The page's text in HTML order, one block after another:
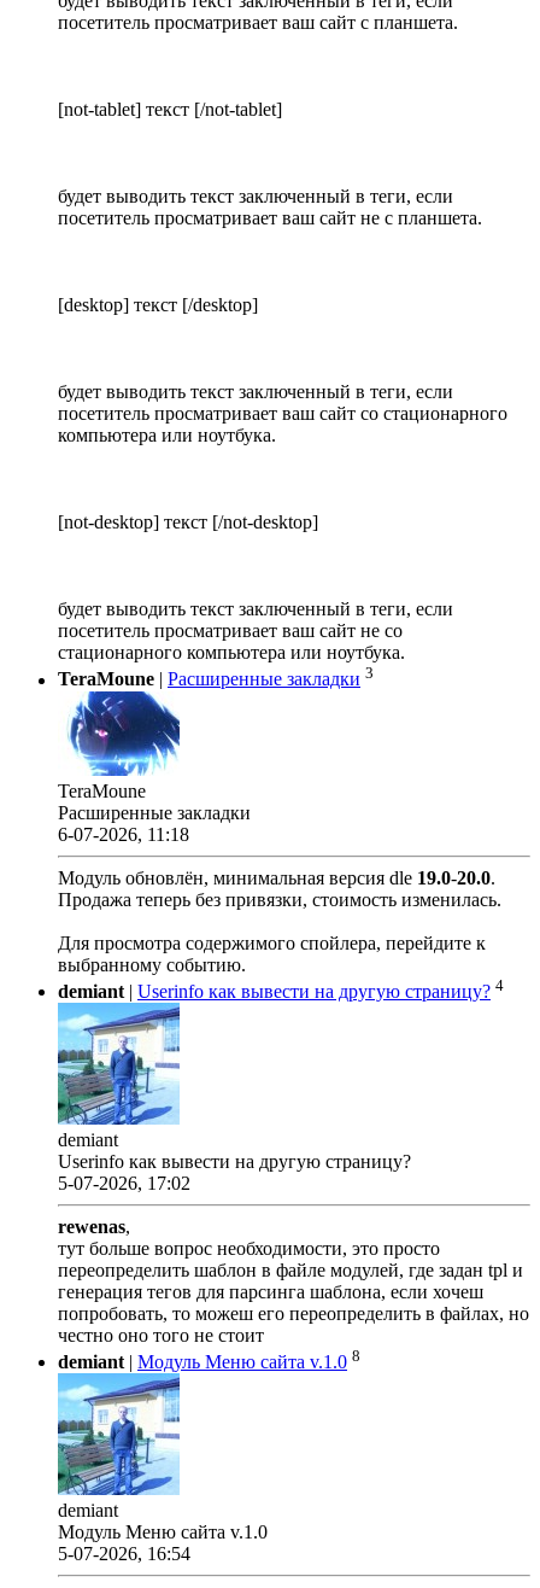
посетитель просматривает ваш сайт с планшета.
[not-tablet] текст [/not-tablet]
будет выводить текст заключенный в теги, если
посетитель просматривает ваш сайт не с планшета.
[desktop] текст [/desktop]
будет выводить текст заключенный в теги, если
посетитель просматривает ваш сайт со стационарного
компьютера или ноутбука.
[not-desktop] текст [/not-desktop]
будет выводить текст заключенный в теги, если
посетитель просматривает ваш сайт не со
стационарного компьютера или ноутбука.
TeraMoune
Расширенные закладки 3
TeraMoune
Расширенные закладки
6-07-2026, 11:18
Модуль обновлён, минимальная версия dle 19.0-20.0.
Продажа теперь без привязки, стоимость изменилась.
Для просмотра содержимого спойлера, перейдите к
выбранному событию.
demiant | Userinfo как вывести на другую страницу? 4
demiant
Userinfo как вывести на другую страницу?
5-07-2026, 17:02
rewenas,
тут больше вопрос необходимости, это просто
переопределить шаблон в файле модулей, где задан tpl и
генерация тегов для парсинга шаблона, если хочеш
попробовать, то можеш его переопределить в файлах, но
честно оно того не стоит
demiant | Модуль Меню сайта v.1.0 8
demiant
Модуль Меню сайта v.1.0
5-07-2026, 16:54